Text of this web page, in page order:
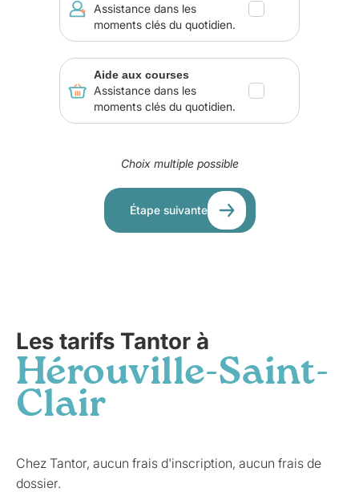
Assistance dans les
moments clés du quotidien.
Aide aux courses
Assistance dans les
moments clés du quotidien.
Choix multiple possible
Étape suivante
Les tarifs Tantor à
Hérouville-Saint-
Clair
Chez Tantor, aucun frais d'inscription, aucun frais de
dossier.